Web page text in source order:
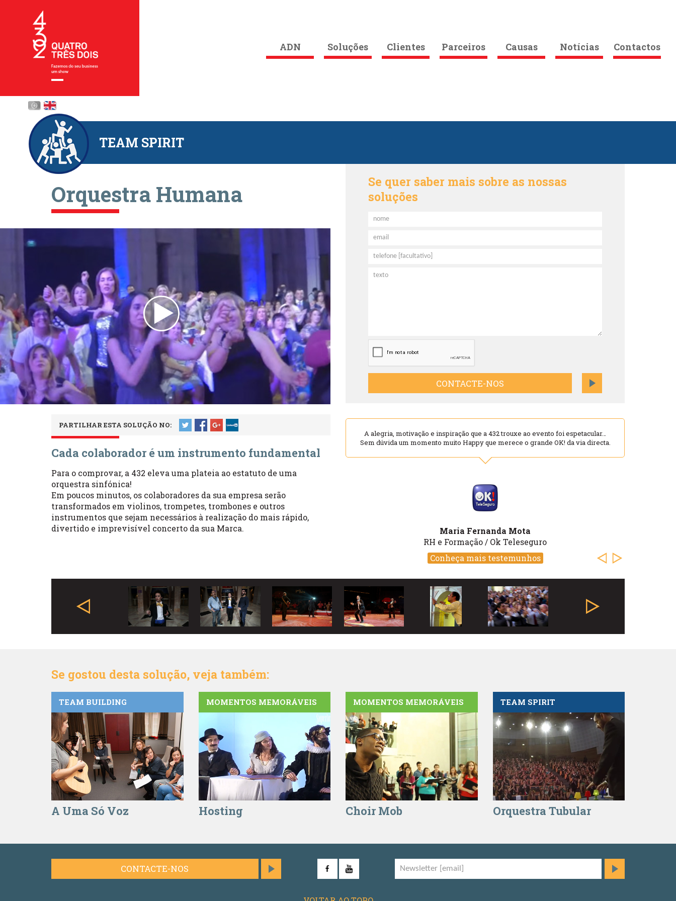
ADN Soluções Clientes Parceiros Causas Notícias Contactos
TEAM SPIRIT
Orquestra Humana
PARTILHAR ESTA SOLUÇÃO NO:
Cada colaborador é um instrumento fundamental
Para o comprovar, a 432 eleva uma plateia ao estatuto de uma
orquestra sinfónica!
Em poucos minutos, os colaboradores da sua empresa serão
transformados em violinos, trompetes, trombones e outros
instrumentos que sejam necessários à realização do mais rápido,
divertido e imprevisível concerto da sua Marca.
Se quer saber mais sobre as nossas
soluções
CONTACTE-NOS
A alegria, motivação e inspiração que a 432 trouxe ao evento foi espetacular…
Sem dúvida um momento muito Happy que merece o grande OK! da via directa.
Maria Fernanda Mota
RH e Formação / Ok Teleseguro
Conheça mais testemunhos
Previous
Next
Se gostou desta solução, veja também:
TEAM BUILDING
A Uma Só Voz
MOMENTOS MEMORÁVEIS
Hosting
MOMENTOS MEMORÁVEIS
Choir Mob
TEAM SPIRIT
Orquestra Tubular
CONTACTE-NOS